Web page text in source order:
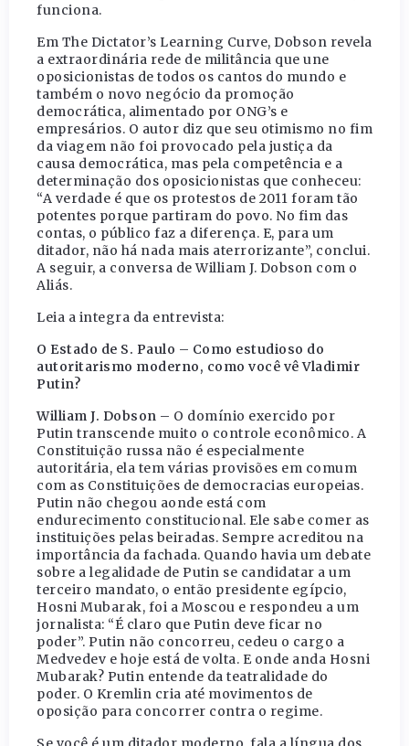
funciona.
Em The Dictator’s Learning Curve, Dobson revela
a extraordinária rede de militância que une
oposicionistas de todos os cantos do mundo e
também o novo negócio da promoção
democrática, alimentado por ONG’s e
empresários. O autor diz que seu otimismo no fim
da viagem não foi provocado pela justiça da
causa democrática, mas pela competência e a
determinação dos oposicionistas que conheceu:
“A verdade é que os protestos de 2011 foram tão
potentes porque partiram do povo. No fim das
contas, o público faz a diferença. E, para um
ditador, não há nada mais aterrorizante”, conclui.
A seguir, a conversa de William J. Dobson com o
Aliás.
Leia a integra da entrevista:
O Estado de S. Paulo – Como estudioso do
autoritarismo moderno, como você vê Vladimir
Putin?
William J. Dobson – O domínio exercido por
Putin transcende muito o controle econômico. A
Constituição russa não é especialmente
autoritária, ela tem várias provisões em comum
com as Constituições de democracias europeias.
Putin não chegou aonde está com
endurecimento constitucional. Ele sabe comer as
instituições pelas beiradas. Sempre acreditou na
importância da fachada. Quando havia um debate
sobre a legalidade de Putin se candidatar a um
terceiro mandato, o então presidente egípcio,
Hosni Mubarak, foi a Moscou e respondeu a um
jornalista: “É claro que Putin deve ficar no
poder”. Putin não concorreu, cedeu o cargo a
Medvedev e hoje está de volta. E onde anda Hosni
Mubarak? Putin entende da teatralidade do
poder. O Kremlin cria até movimentos de
oposição para concorrer contra o regime.